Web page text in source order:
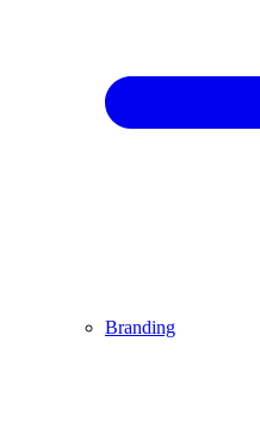
Branding